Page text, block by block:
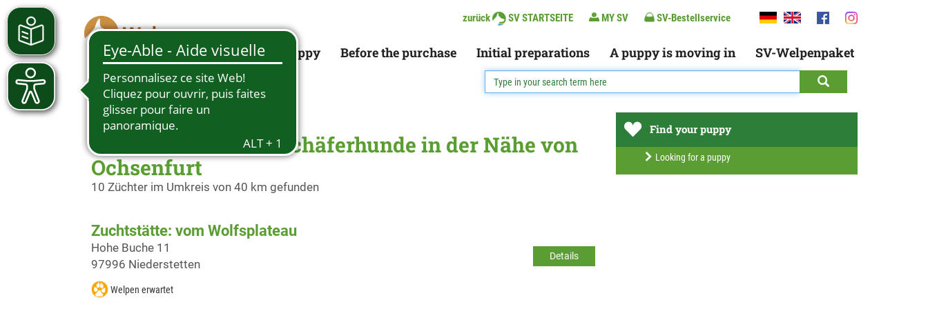
zurück SV STARTSEITE MY SV SV-Bestellservice
Looking for a puppy Before the purchase Initial preparations A puppy is moving in SV-Welpenpaket
Züchter Deutscher Schäferhunde in der Nähe von
Ochsenfurt
10 Züchter im Umkreis von 40 km gefunden
Zuchtstätte: vom Wolfsplateau
Details
Hohe Buche 11
97996 Niederstetten
Welpen erwartet
Find your puppy
Looking for a puppy